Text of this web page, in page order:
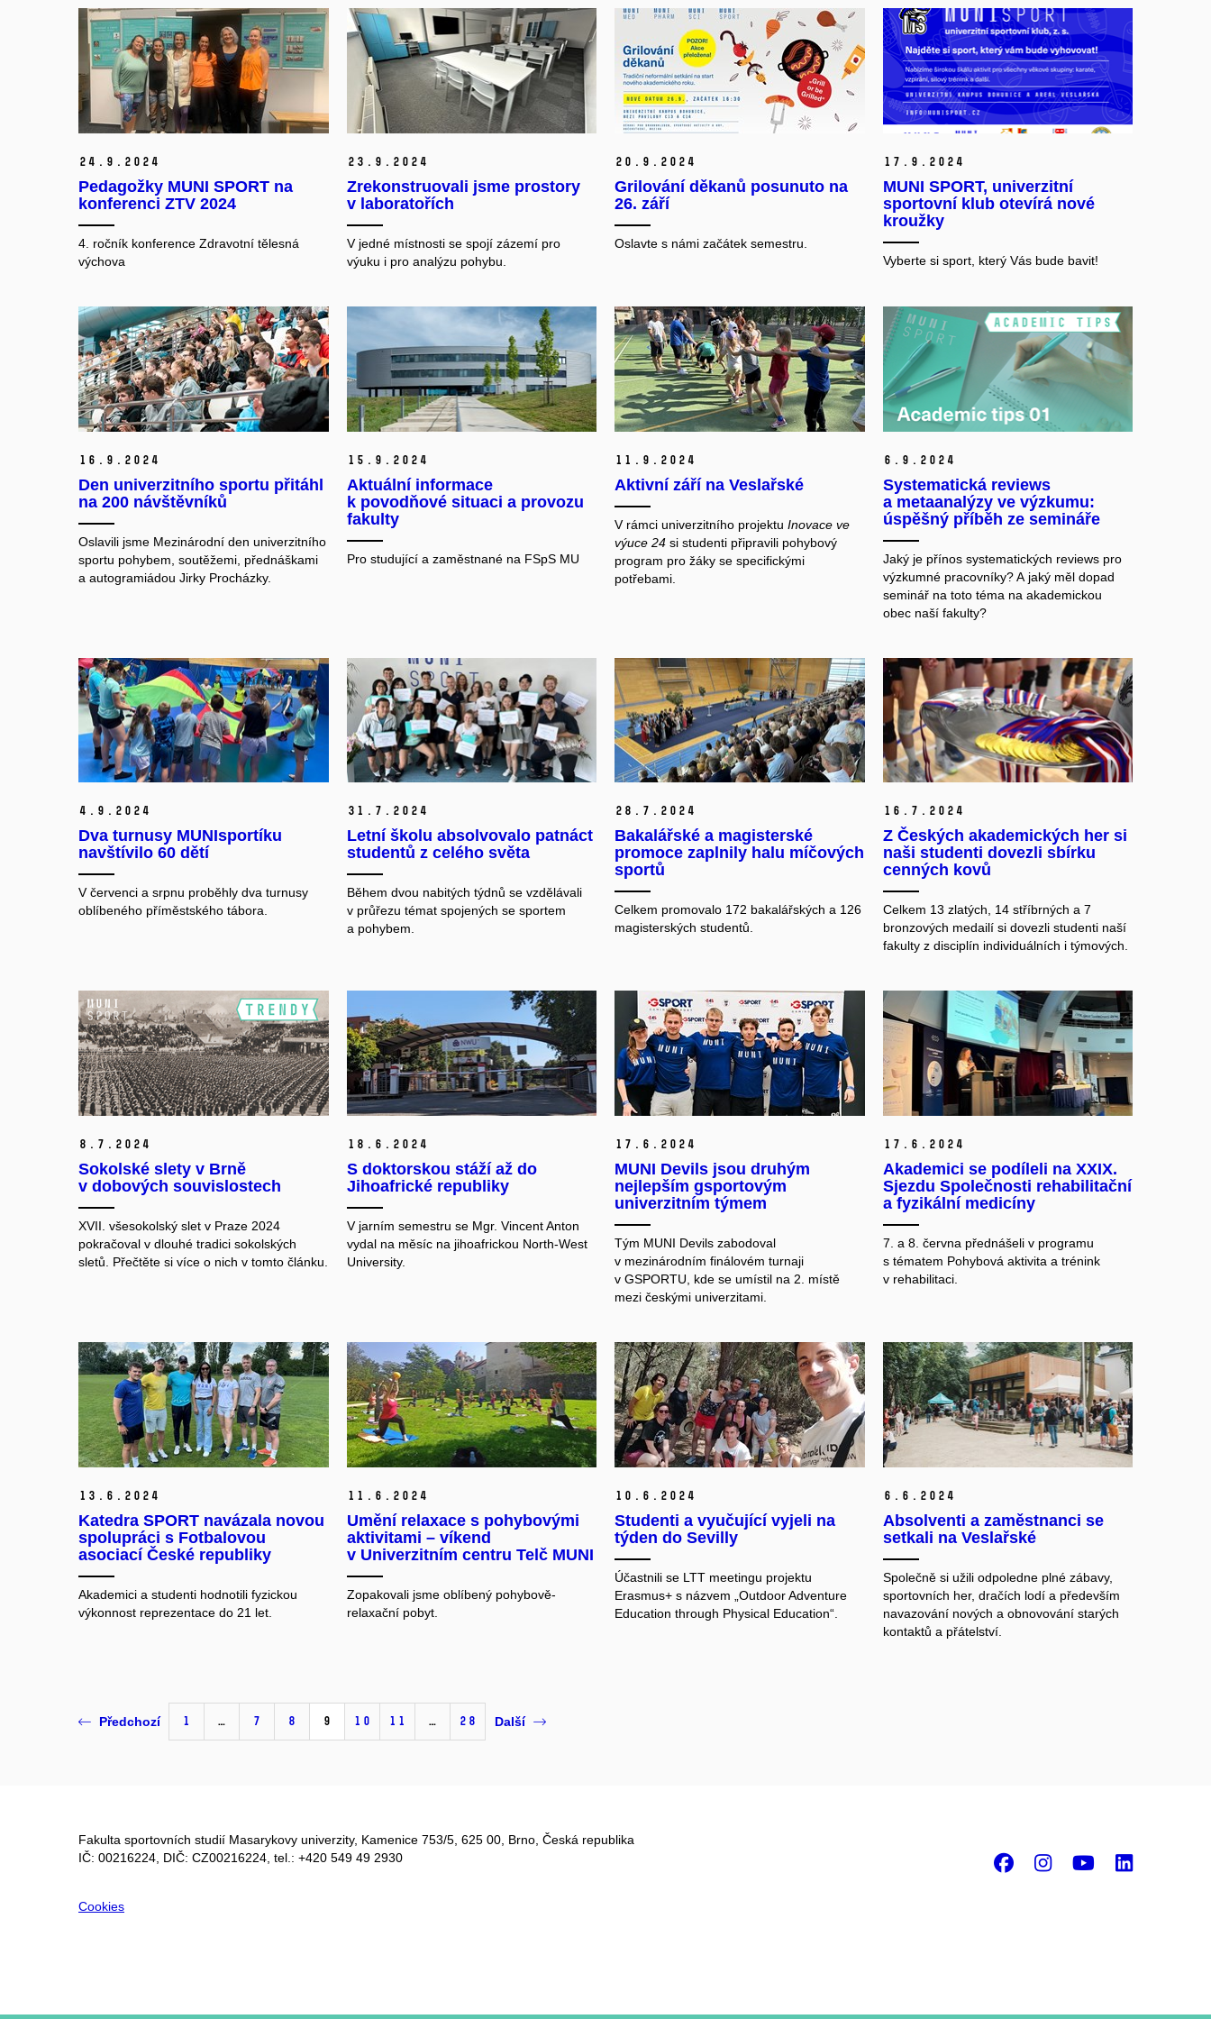
24. 9. 2024
Pedagožky MUNI SPORT na
konferenci ZTV 2024
4. ročník konference Zdravotní tělesná
výchova
23. 9. 2024
Zrekonstruovali jsme prostory
v laboratořích
V jedné místnosti se spojí zázemí pro
výuku i pro analýzu pohybu.
20. 9. 2024
Grilování děkanů posunuto na
26. září
Oslavte s námi začátek semestru.
17. 9. 2024
MUNI SPORT, univerzitní
sportovní klub otevírá nové
kroužky
Vyberte si sport, který Vás bude bavit!
16. 9. 2024
Den univerzitního sportu přitáhl
na 200 návštěvníků
Oslavili jsme Mezinárodní den univerzitního
sportu pohybem, soutěžemi, přednáškami
a autogramiádou Jirky Procházky.
15. 9. 2024
Aktuální informace
k povodňové situaci a provozu
fakulty
Pro studující a zaměstnané na FSpS MU
11. 9. 2024
Aktivní září na Veslařské
V rámci univerzitního projektu Inovace ve
výuce 24 si studenti připravili pohybový
program pro žáky se specifickými
potřebami.
6. 9. 2024
Systematická reviews
a metaanalýzy ve výzkumu:
úspěšný příběh ze semináře
Jaký je přínos systematických reviews pro
výzkumné pracovníky? A jaký měl dopad
seminář na toto téma na akademickou
obec naší fakulty?
4. 9. 2024
Dva turnusy MUNIsportíku
navštívilo 60 dětí
V červenci a srpnu proběhly dva turnusy
oblíbeného příměstského tábora.
31. 7. 2024
Letní školu absolvovalo patnáct
studentů z celého světa
Během dvou nabitých týdnů se vzdělávali
v průřezu témat spojených se sportem
a pohybem.
28. 7. 2024
Bakalářské a magisterské
promoce zaplnily halu míčových
sportů
Celkem promovalo 172 bakalářských a 126
magisterských studentů.
16. 7. 2024
Z Českých akademických her si
naši studenti dovezli sbírku
cenných kovů
Celkem 13 zlatých, 14 stříbrných a 7
bronzových medailí si dovezli studenti naší
fakulty z disciplín individuálních i týmových.
8. 7. 2024
Sokolské slety v Brně
v dobových souvislostech
XVII. všesokolský slet v Praze 2024
pokračoval v dlouhé tradici sokolských
sletů. Přečtěte si více o nich v tomto článku.
18. 6. 2024
S doktorskou stáží až do
Jihoafrické republiky
V jarním semestru se Mgr. Vincent Anton
vydal na měsíc na jihoafrickou North-West
University.
17. 6. 2024
MUNI Devils jsou druhým
nejlepším gsportovým
univerzitním týmem
Tým MUNI Devils zabodoval
v mezinárodním finálovém turnaji
v GSPORTU, kde se umístil na 2. místě
mezi českými univerzitami.
17. 6. 2024
Akademici se podíleli na XXIX.
Sjezdu Společnosti rehabilitační
a fyzikální medicíny
7. a 8. června přednášeli v programu
s tématem Pohybová aktivita a trénink
v rehabilitaci.
13. 6. 2024
Katedra SPORT navázala novou
spolupráci s Fotbalovou
asociací České republiky
Akademici a studenti hodnotili fyzickou
výkonnost reprezentace do 21 let.
11. 6. 2024
Umění relaxace s pohybovými
aktivitami – víkend
v Univerzitním centru Telč MUNI
Zopakovali jsme oblíbený pohybově-
relaxační pobyt.
10. 6. 2024
Studenti a vyučující vyjeli na
týden do Sevilly
Účastnili se LTT meetingu projektu
Erasmus+ s názvem „Outdoor Adventure
Education through Physical Education“.
6. 6. 2024
Absolventi a zaměstnanci se
setkali na Veslařské
Společně si užili odpoledne plné zábavy,
sportovních her, dračích lodí a především
navazování nových a obnovování starých
kontaktů a přátelství.
Předchozí 1 … 7 8 9 10 11 … 28 Další
Fakulta sportovních studií Masarykovy univerzity, Kamenice 753/5​, 625 00, Brno, Česká republika
IČ: 00216224, DIČ: CZ00216224, tel.: +420 549 49 2930
Cookies
Facebook
Instagram
Youtube